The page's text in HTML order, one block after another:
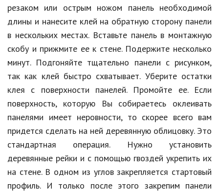
Мода и стиль
Бизнес
Хобби и развлечения
Финансы
Природа
Образование
Наука и технологии
резаком или острым ножом панель необходимой
длины и нанесите клей на обратную сторону панели
в нескольких местах. Вставьте панель в монтажную
скобу и прижмите ее к стене. Подержите несколько
минут. Подгоняйте тщательно панели с рисунком,
так как клей быстро схватывает. Уберите остатки
клея с поверхности панелей. Промойте ее. Если
поверхность, которую Вы собираетесь оклеивать
панелями имеет неровности, то скорее всего вам
придется сделать на ней деревянную облицовку. Это
стандартная операция. Нужно установить
деревянные рейки и с помощью гвоздей укрепить их
на стене. В одном из углов закрепляется стартовый
профиль. И только после этого закрепим панели